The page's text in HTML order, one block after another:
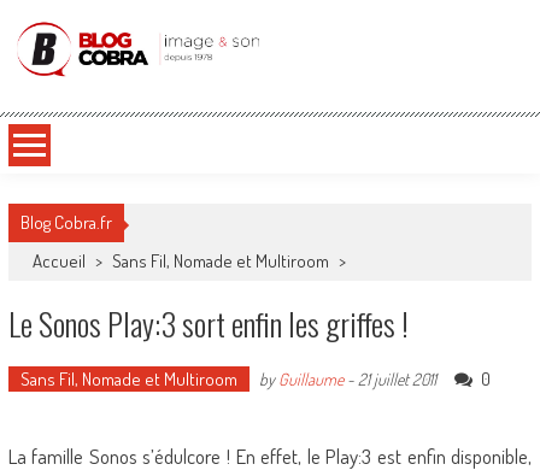
Blog Cobra
Blog Cobra.fr
Accueil > Sans Fil, Nomade et Multiroom >
Le Sonos Play:3 sort enfin les griffes !
Sans Fil, Nomade et Multiroom byGuillaume- 21 juillet 2011 0
La famille Sonos s’édulcore ! En effet, le Play:3 est enfin disponible,